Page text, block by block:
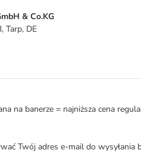
& Co.KG
Tarp, DE
na banerze = najniższa cena
Twój adres e-mail do wysyłania